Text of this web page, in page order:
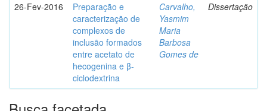
26-Fev-2016
Preparação e
caracterização de
complexos de
inclusão formados
entre acetato de
hecogenina e β-
ciclodextrina
Carvalho,
Yasmim
Maria
Barbosa
Gomes de
Dissertação